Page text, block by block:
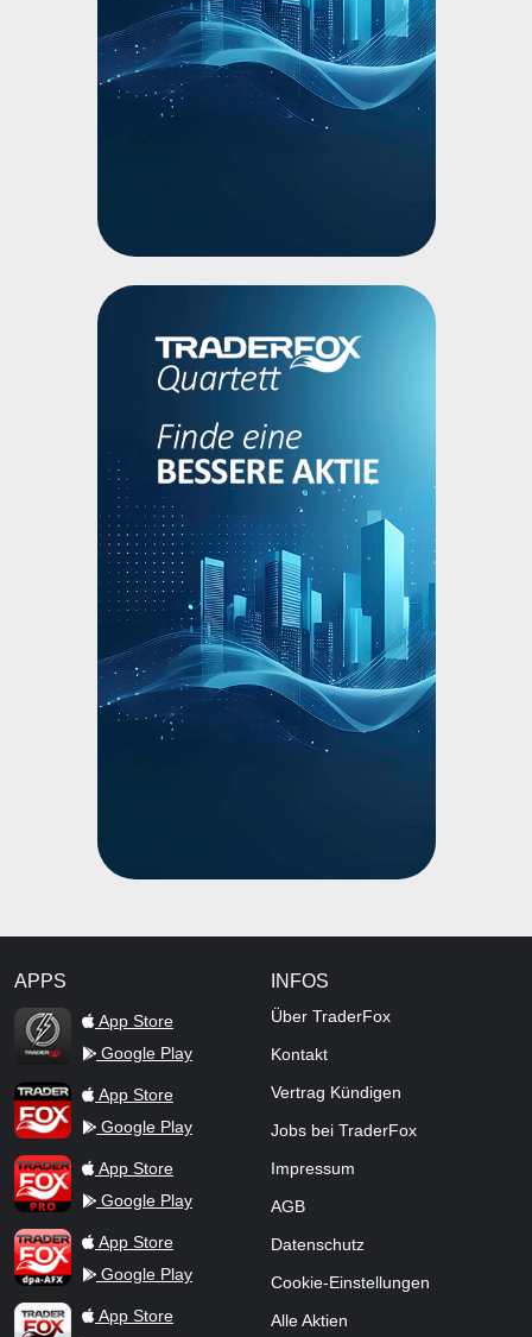
APPS
TraderFox Flash
App Store
Google Play
TraderFox AppApp Store
Google Play
TraderFox ProApp Store
Google Play
TraderFox dpa-AFX ProFeed
App Store
Google Play
TraderFox Live Trading
App Store
INFOS
Über TraderFox
Kontakt
Vertrag Kündigen
Jobs bei TraderFox
Impressum
AGB
Datenschutz
Cookie-Einstellungen
Alle Aktien